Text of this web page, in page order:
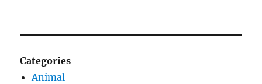
Categories
Animal